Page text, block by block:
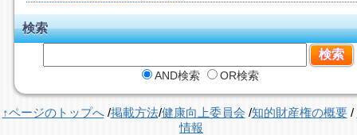
検索
AND検索 OR検索
↑ページのトップへ/掲載方法/健康向上委員会 /知的財産権の概要/
情報